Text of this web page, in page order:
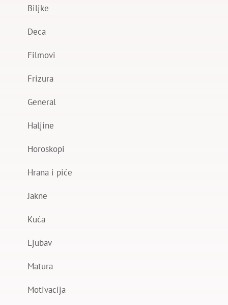
Biljke
Deca
Filmovi
Frizura
General
Haljine
Horoskopi
Hrana i piće
Jakne
Kuća
Ljubav
Matura
Motivacija